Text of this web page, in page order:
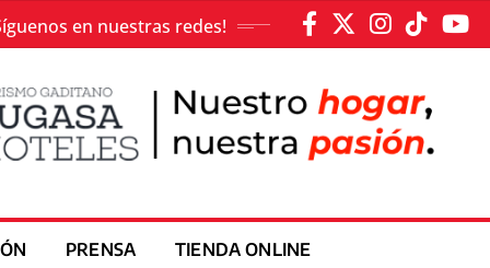
en nuestras redes!
PRENSA TIENDA ONLINE